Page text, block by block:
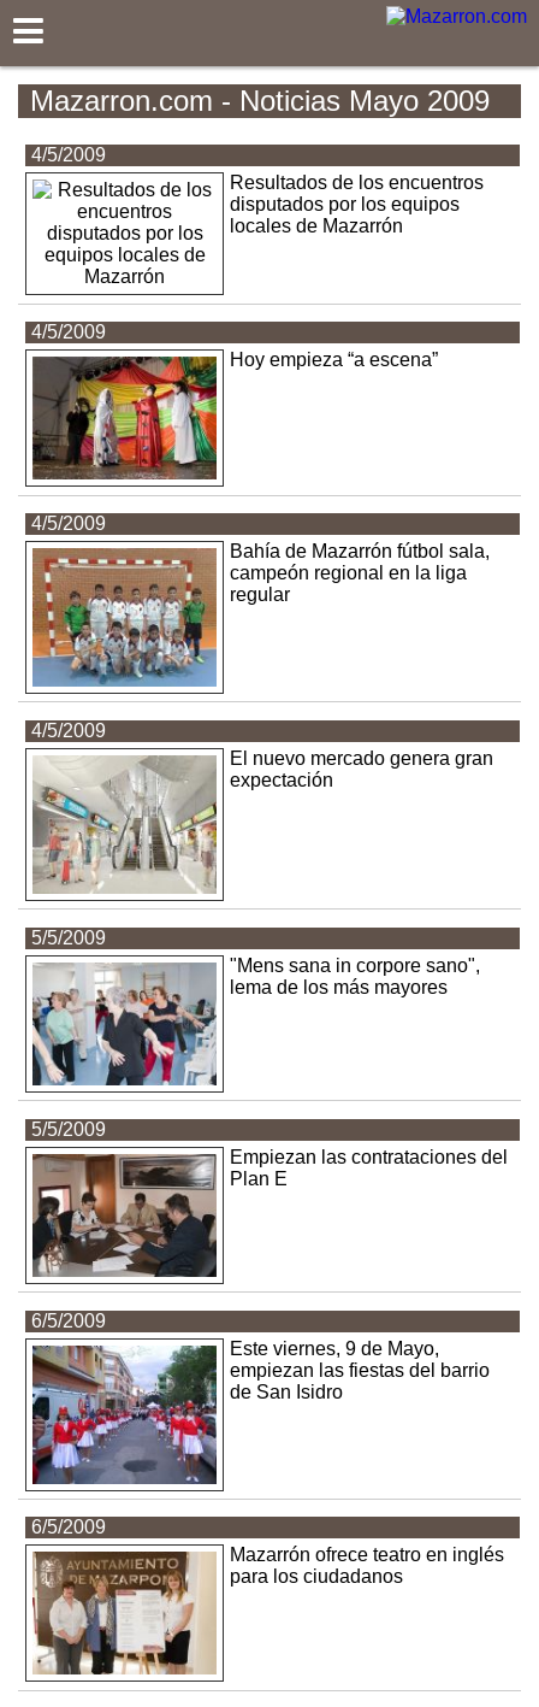
Mazarron.com - Noticias Mayo 2009
4/5/2009
Resultados de los encuentros
disputados por los equipos
locales de Mazarrón
4/5/2009
Hoy empieza “a escena”
4/5/2009
Bahía de Mazarrón fútbol sala,
campeón regional en la liga
regular
4/5/2009
El nuevo mercado genera gran
expectación
5/5/2009
"Mens sana in corpore sano",
lema de los más mayores
5/5/2009
Empiezan las contrataciones del
Plan E
6/5/2009
Este viernes, 9 de Mayo,
empiezan las fiestas del barrio
de San Isidro
6/5/2009
Mazarrón ofrece teatro en inglés
para los ciudadanos